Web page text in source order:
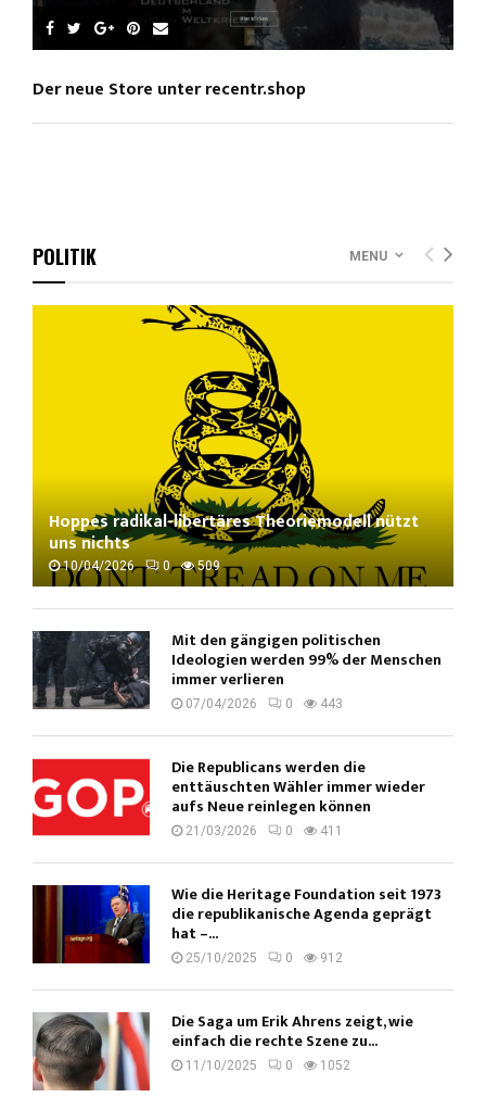
Der neue Store unter recentr.shop
POLITIK MENU
Hoppes radikal-libertäres Theoriemodell nützt
uns nichts
10/04/2026 0 509
Mit den gängigen politischen
Ideologien werden 99% der Menschen
immer verlieren
07/04/2026 0 443
Die Republicans werden die
enttäuschten Wähler immer wieder
aufs Neue reinlegen können
21/03/2026 0 411
Wie die Heritage Foundation seit 1973
die republikanische Agenda geprägt
hat –...
25/10/2025 0 912
Die Saga um Erik Ahrens zeigt, wie
einfach die rechte Szene zu...
11/10/2025 0 1052